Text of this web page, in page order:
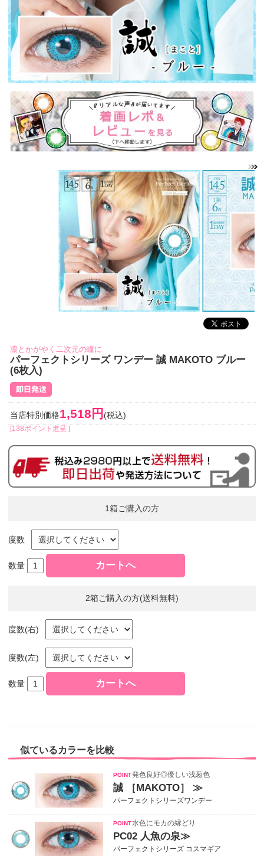
凛とかがやく二次元の瞳に
パーフェクトシリーズ ワンデー 誠 MAKOTO ブルー
(6枚入)
当店特別価格1,518円 (税込)
[138ポイント進呈 ]
1箱ご購入の方
度数
数量
2箱ご購入の方(送料無料)
度数(右)
度数(左)
数量
似ているカラーを比較
発色良好◎優しい浅葱色
誠 ［MAKOTO］ ≫
パーフェクトシリーズワンデー
水色にモカの縁どり
PC02 人魚の泉≫
パーフェクトシリーズ コスマギア